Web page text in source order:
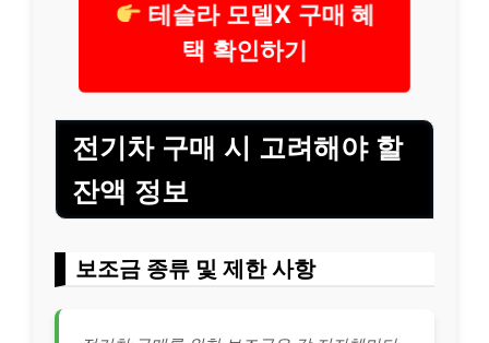
테슬라 모델X 구매 혜
택 확인하기
전기차 구매 시 고려해야 할
잔액 정보
보조금 종류 및 제한 사항